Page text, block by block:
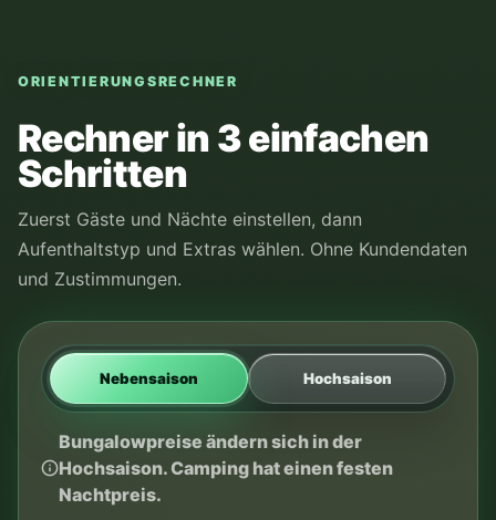
ORIENTIERUNGSRECHNER
Rechner in 3 einfachen
Schritten
Zuerst Gäste und Nächte einstellen, dann
Aufenthaltstyp und Extras wählen. Ohne Kundendaten
und Zustimmungen.
Nebensaison Hochsaison
Bungalowpreise ändern sich in der
Hochsaison. Camping hat einen festen
Nachtpreis.